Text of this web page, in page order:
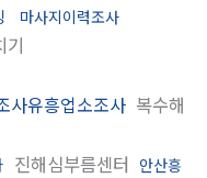
마사지이력조사
기
사유흥업소조사 복수해
진해심부름센터 안산흥